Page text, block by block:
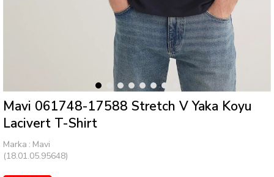
Mavi 061748-17588 Stretch V Yaka Koyu
Lacivert T-Shirt
Marka : Mavi
(18.01.05.95648)